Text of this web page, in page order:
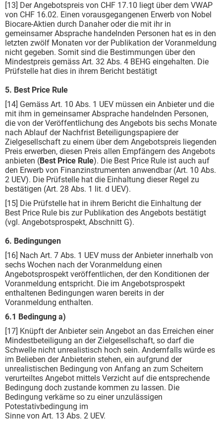
[13] Der Angebotspreis von CHF 17.10 liegt über dem VWAP
von CHF 16.02. Einen vorausgegangenen Erwerb von Nobel
Biocare-Aktien durch Danaher oder die mit ihr in
gemeinsamer Absprache handelnden Personen hat es in den
letzten zwölf Monaten vor der Publikation der Voranmeldung
nicht gegeben. Somit sind die Bestimmungen über den
Mindestpreis gemäss Art. 32 Abs. 4 BEHG eingehalten. Die
Prüfstelle hat dies in ihrem Bericht bestätigt
5. Best Price Rule
[14] Gemäss Art. 10 Abs. 1 UEV müssen ein Anbieter und die
mit ihm in gemeinsamer Absprache handelnden Personen,
die von der Veröffentlichung des Angebots bis sechs Monate
nach Ablauf der Nachfrist Beteiligungspapiere der
Zielgesellschaft zu einem über dem Angebotspreis liegenden
Preis erwerben, diesen Preis allen Empfängern des Angebots
anbieten (Best Price Rule). Die Best Price Rule ist auch auf
den Erwerb von Finanzinstrumenten anwendbar (Art. 10 Abs.
2 UEV). Die Prüfstelle hat die Einhaltung dieser Regel zu
bestätigen (Art. 28 Abs. 1 lit. d UEV).
[15] Die Prüfstelle hat in ihrem Bericht die Einhaltung der
Best Price Rule bis zur Publikation des Angebots bestätigt
(vgl. Angebotsprospekt, Abschnitt G).
6. Bedingungen
[16] Nach Art. 7 Abs. 1 UEV muss der Anbieter innerhalb von
sechs Wochen nach der Voranmeldung einen
Angebotsprospekt veröffentlichen, der den Konditionen der
Voranmeldung entspricht. Die im Angebotsprospekt
enthaltenen Bedingungen waren bereits in der
Voranmeldung enthalten.
6.1 Bedingung a)
[17] Knüpft der Anbieter sein Angebot an das Erreichen einer
Mindestbeteiligung an der Zielgesellschaft, so darf die
Schwelle nicht unrealistisch hoch sein. Andernfalls würde es
im Belieben der Anbieterin stehen, ein aufgrund der
unrealistischen Bedingung von Anfang an zum Scheitern
verurteiltes Angebot mittels Verzicht auf die entsprechende
Bedingung doch zustande kommen zu lassen. Die
Bedingung verkäme so zu einer unzulässigen
Potestativbedingung im
Sinne von Art. 13 Abs. 2 UEV.